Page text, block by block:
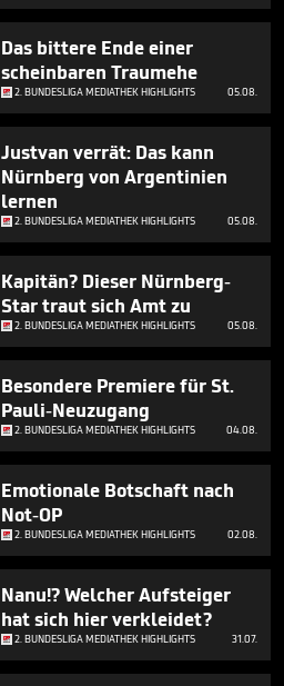
Das bittere Ende einer
scheinbaren Traumehe
2. BUNDESLIGA MEDIATHEK HIGHLIGHTS 05.08.
Justvan verrät: Das kann
Nürnberg von Argentinien
lernen
2. BUNDESLIGA MEDIATHEK HIGHLIGHTS 05.08.
Kapitän? Dieser Nürnberg-
Star traut sich Amt zu
2. BUNDESLIGA MEDIATHEK HIGHLIGHTS 05.08.
Besondere Premiere für St.
Pauli-Neuzugang
2. BUNDESLIGA MEDIATHEK HIGHLIGHTS 04.08.
Emotionale Botschaft nach
Not-OP
2. BUNDESLIGA MEDIATHEK HIGHLIGHTS 02.08.
Nanu!? Welcher Aufsteiger
hat sich hier verkleidet?
2. BUNDESLIGA MEDIATHEK HIGHLIGHTS 31.07.